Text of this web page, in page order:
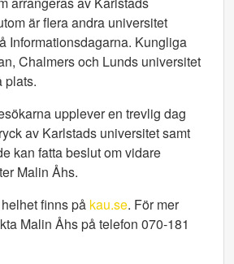
är flera andra universitet
Informationsdagarna. Kungliga
Chalmers och Lunds universitet
plats.
upplever en trevlig dag
av Karlstads universitet samt
kan fatta beslut om vidare
Malin Åhs.
finns på kau.se. För mer
Malin Åhs på telefon 070-181